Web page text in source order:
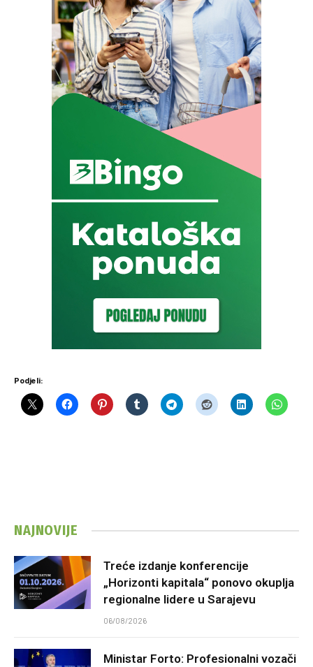
Podjeli:
NAJNOVIJE
Treće izdanje konferencije
„Horizonti kapitala“ ponovo okuplja
regionalne lidere u Sarajevu
06/08/2026
Ministar Forto: Profesionalni vozači